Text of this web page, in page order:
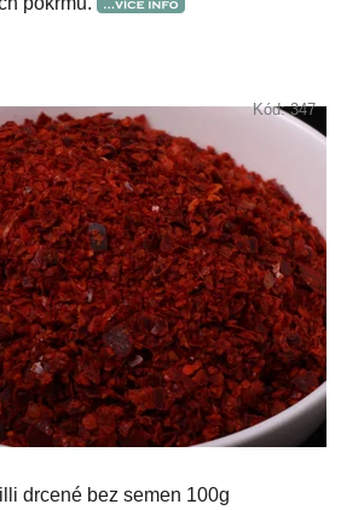
drcené bez semen 100g
Kód:347